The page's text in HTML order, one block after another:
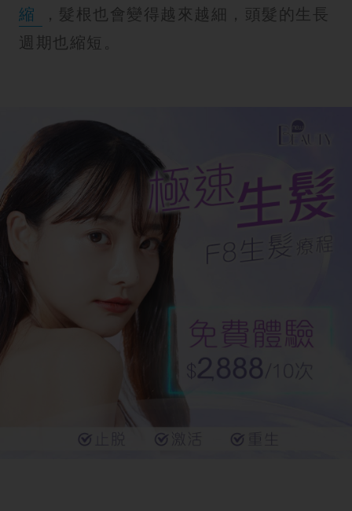
縮
，髮根也會變得越來越細，頭髮的生長
週期也縮短。